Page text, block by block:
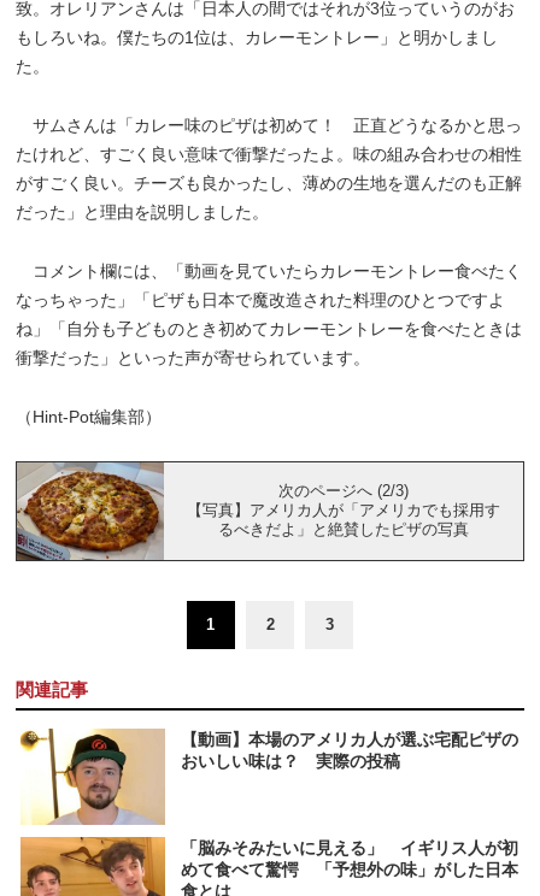
致。オレリアンさんは「日本人の間ではそれが3位っていうのがお
もしろいね。僕たちの1位は、カレーモントレー」と明かしまし
た。
サムさんは「カレー味のピザは初めて！ 正直どうなるかと思っ
たけれど、すごく良い意味で衝撃だったよ。味の組み合わせの相性
がすごく良い。チーズも良かったし、薄めの生地を選んだのも正解
だった」と理由を説明しました。
コメント欄には、「動画を見ていたらカレーモントレー食べたく
なっちゃった」「ピザも日本で魔改造された料理のひとつですよ
ね」「自分も子どものとき初めてカレーモントレーを食べたときは
衝撃だった」といった声が寄せられています。
（Hint-Pot編集部）
次のページへ (2/3)
【写真】アメリカ人が「アメリカでも採用す
るべきだよ」と絶賛したピザの写真
1 2 3
関連記事
【動画】本場のアメリカ人が選ぶ宅配ピザの
おいしい味は？ 実際の投稿
「脳みそみたいに見える」 イギリス人が初
めて食べて驚愕 「予想外の味」がした日本
食とは